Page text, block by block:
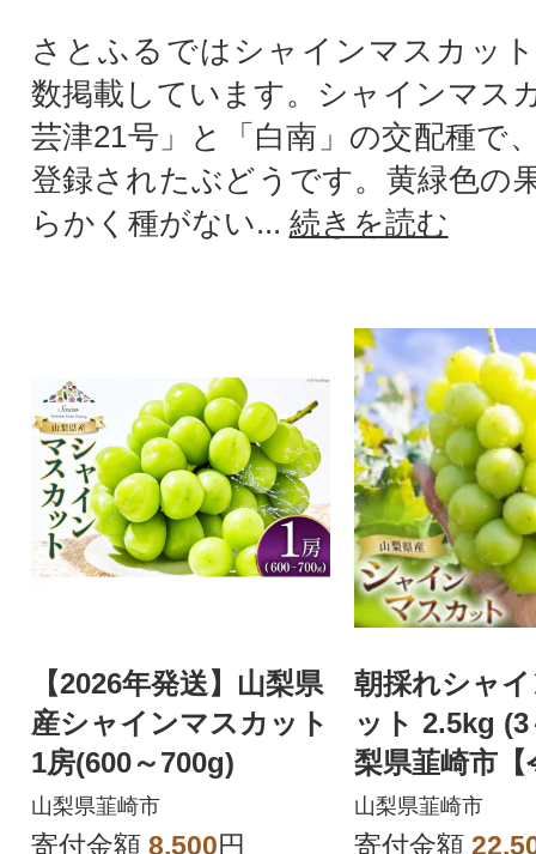
さとふるではシャインマスカッ
数掲載しています。シャインマス
芸津21号」と「白南」の交配種で
登録されたぶどうです。黄緑色の
らかく種がない... 続きを読む
【2026年発送】山梨県
産シャインマスカット
1房(600～700g)
山梨県韮崎市
寄付金額 8,500円
朝採れシャ
ット 2.5kg
梨県韮崎市【
産 先行受付
山梨県韮崎市
寄付金額